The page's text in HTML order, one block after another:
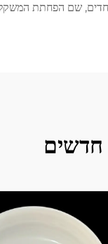
שם הפחתת
חדשים